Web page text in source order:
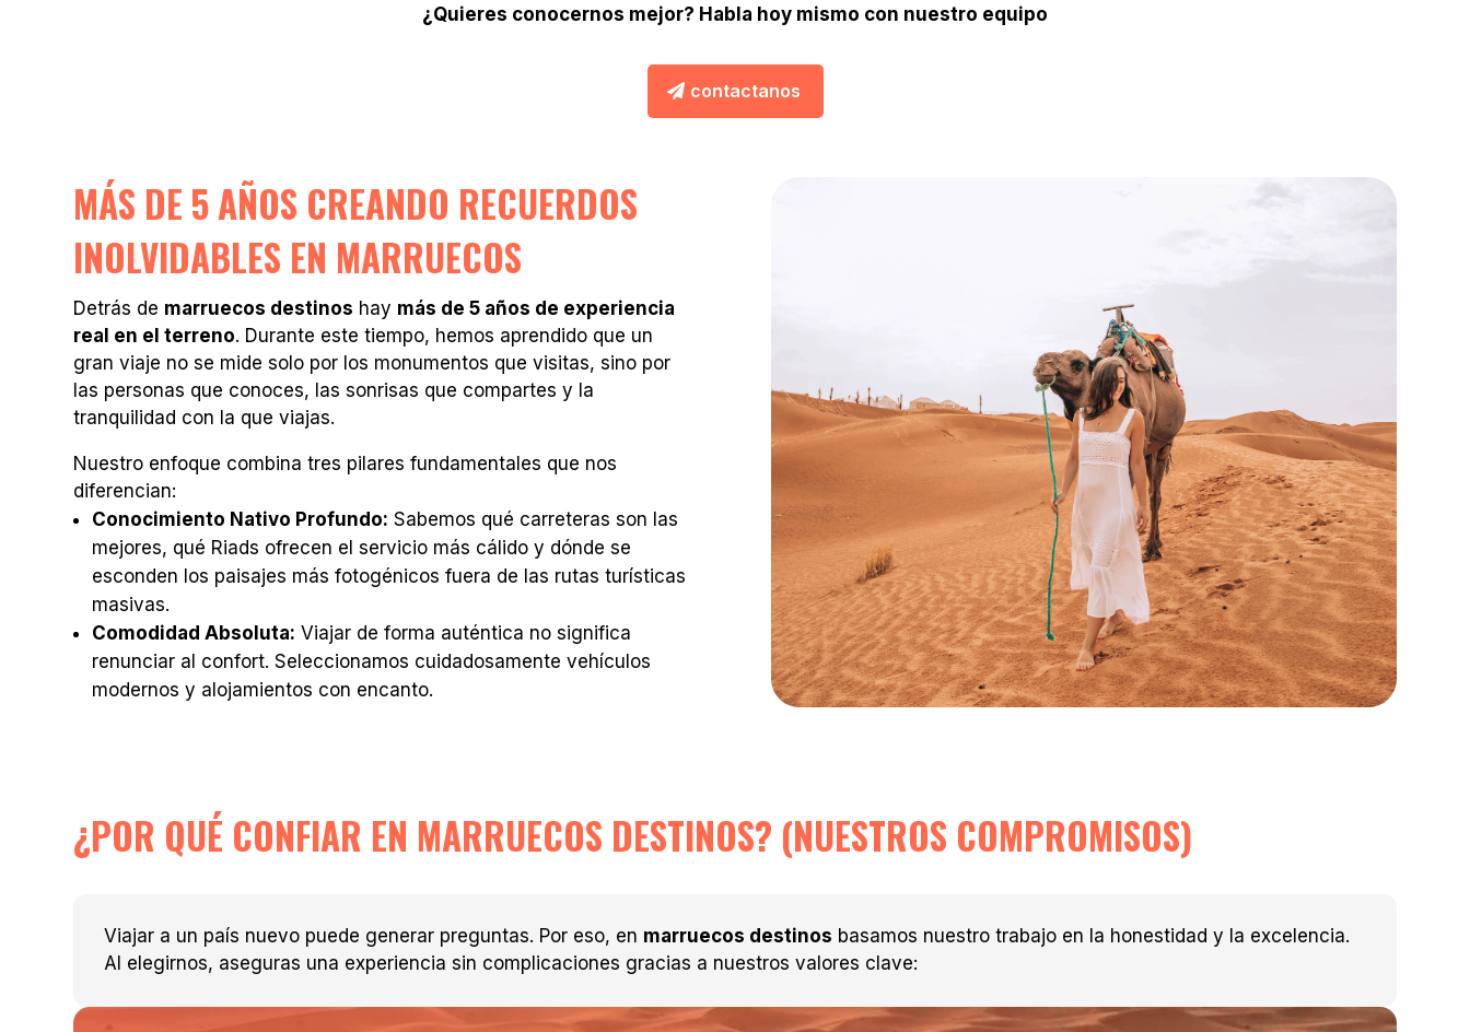
¿Quieres conocernos mejor? Habla hoy mismo con nuestro equipo
contactanos
MÁS DE 5 AÑOS CREANDO RECUERDOS
INOLVIDABLES EN MARRUECOS
Detrás de marruecos destinos hay más de 5 años de experiencia
real en el terreno. Durante este tiempo, hemos aprendido que un
gran viaje no se mide solo por los monumentos que visitas, sino por
las personas que conoces, las sonrisas que compartes y la
tranquilidad con la que viajas.
Nuestro enfoque combina tres pilares fundamentales que nos
diferencian:
Conocimiento Nativo Profundo: Sabemos qué carreteras son las
mejores, qué Riads ofrecen el servicio más cálido y dónde se
esconden los paisajes más fotogénicos fuera de las rutas turísticas
masivas.
Comodidad Absoluta: Viajar de forma auténtica no significa
renunciar al confort. Seleccionamos cuidadosamente vehículos
modernos y alojamientos con encanto.
¿POR QUÉ CONFIAR EN MARRUECOS DESTINOS? (NUESTROS COMPROMISOS)
Viajar a un país nuevo puede generar preguntas. Por eso, en marruecos destinos basamos nuestro trabajo en la honestidad y la excelencia.
Al elegirnos, aseguras una experiencia sin complicaciones gracias a nuestros valores clave: